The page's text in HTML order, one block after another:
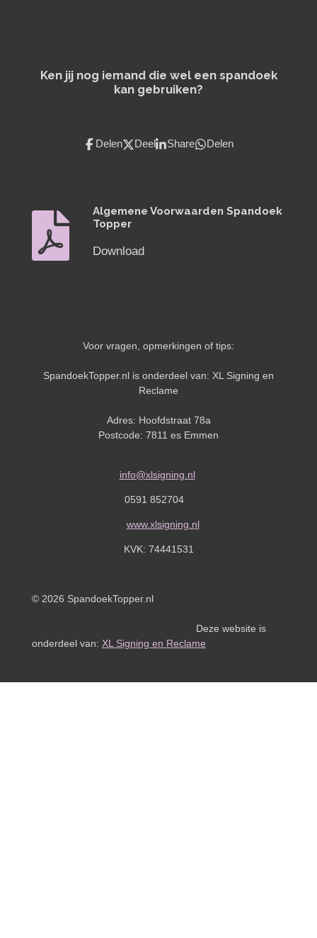
Ken jij nog iemand die wel een spandoek
kan gebruiken?
Delen Deel Share Delen
Algemene Voorwaarden Spandoek
Topper
Download
Voor vragen, opmerkingen of tips:
SpandoekTopper.nl is onderdeel van: XL Signing en
Reclame
Adres: Hoofdstraat 78a
Postcode: 7811 es Emmen
info@xlsigning.nl
0591 852704
www.xlsigning.nl
KVK: 74441531
© 2026 SpandoekTopper.nl
Deze website is
onderdeel van: XL Signing en Reclame